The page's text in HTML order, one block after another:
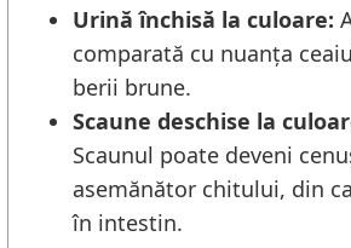
Urină închisă la culoare:
comparată cu nuanța
berii brune.
Scaune deschise la
Scaunul poate deveni
asemănător chitului, din
în intestin.